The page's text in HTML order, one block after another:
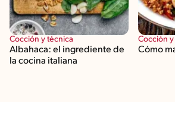
Cocción y técnica
Albahaca: el ingrediente de
la cocina italiana
Cocción
Cómo